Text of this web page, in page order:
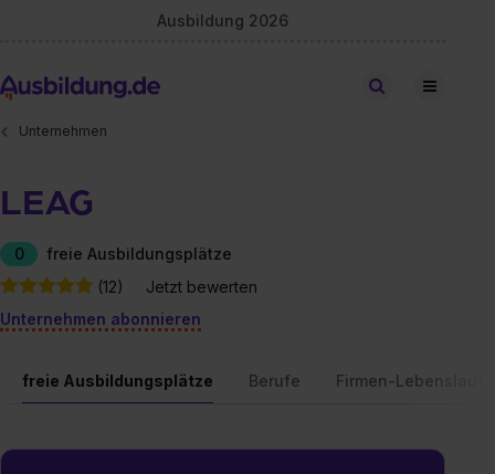
Ausbildung 2026
Stellen finden
Unternehmen
LEAG
0
freie Ausbildungsplätze
(12)
Jetzt bewerten
Unternehmen abonnieren
freie Ausbildungsplätze Berufe Firmen-Lebenslauf